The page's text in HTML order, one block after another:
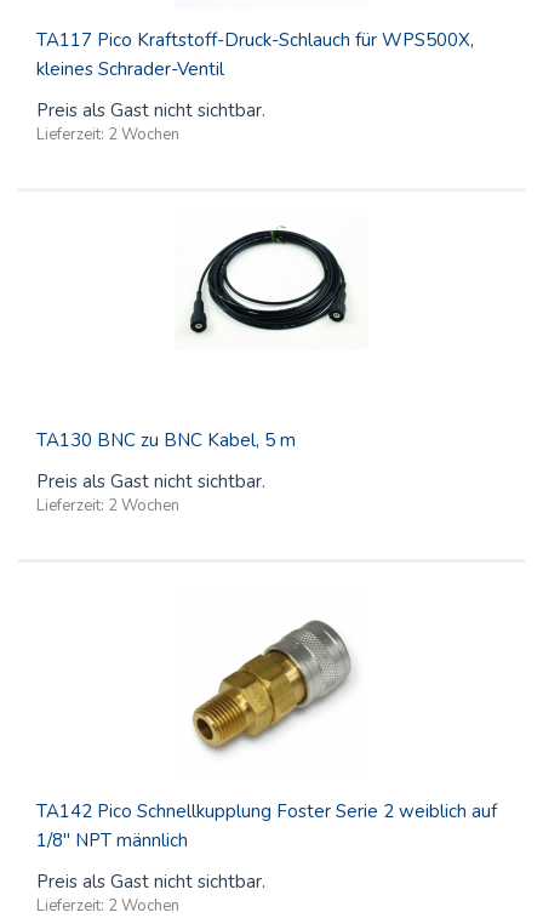
TA117 Pico Kraftstoff-Druck-Schlauch für WPS500X,
kleines Schrader-Ventil
Preis als Gast nicht sichtbar.
Lieferzeit: 2 Wochen
TA130 BNC zu BNC Kabel, 5 m
Preis als Gast nicht sichtbar.
Lieferzeit: 2 Wochen
TA142 Pico Schnellkupplung Foster Serie 2 weiblich auf
1/8" NPT männlich
Preis als Gast nicht sichtbar.
Lieferzeit: 2 Wochen